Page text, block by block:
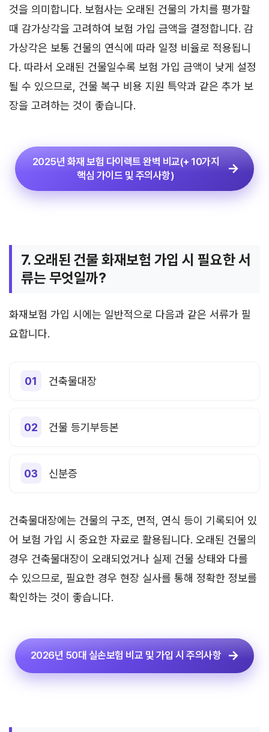
것을 의미합니다. 보험사는 오래된 건물의 가치를 평가할
때 감가상각을 고려하여 보험 가입 금액을 결정합니다. 감
가상각은 보통 건물의 연식에 따라 일정 비율로 적용됩니
다. 따라서 오래된 건물일수록 보험 가입 금액이 낮게 설정
될 수 있으므로, 건물 복구 비용 지원 특약과 같은 추가 보
장을 고려하는 것이 좋습니다.
2025년 화재 보험 다이렉트 완벽 비교(+ 10가지
핵심 가이드 및 주의사항)
7. 오래된 건물 화재보험 가입 시 필요한 서
류는 무엇일까?
화재보험 가입 시에는 일반적으로 다음과 같은 서류가 필
요합니다.
건축물대장
건물 등기부등본
신분증
건축물대장에는 건물의 구조, 면적, 연식 등이 기록되어 있
어 보험 가입 시 중요한 자료로 활용됩니다. 오래된 건물의
경우 건축물대장이 오래되었거나 실제 건물 상태와 다를
수 있으므로, 필요한 경우 현장 실사를 통해 정확한 정보를
확인하는 것이 좋습니다.
2026년 50대 실손보험 비교 및 가입 시 주의사항